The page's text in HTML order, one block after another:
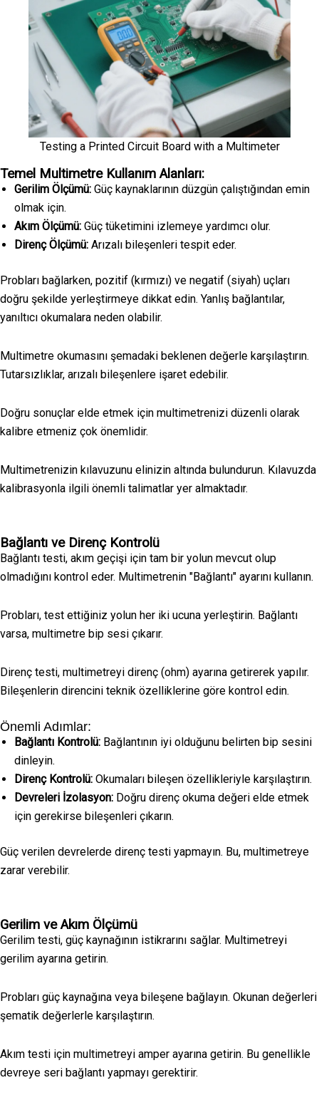
Testing a Printed Circuit Board with a Multimeter
Temel Multimetre Kullanım Alanları:
Gerilim Ölçümü: Güç kaynaklarının düzgün çalıştığından emin
olmak için.
Akım Ölçümü: Güç tüketimini izlemeye yardımcı olur.
Direnç Ölçümü: Arızalı bileşenleri tespit eder.
Probları bağlarken, pozitif (kırmızı) ve negatif (siyah) uçları
doğru şekilde yerleştirmeye dikkat edin. Yanlış bağlantılar,
yanıltıcı okumalara neden olabilir.
Multimetre okumasını şemadaki beklenen değerle karşılaştırın.
Tutarsızlıklar, arızalı bileşenlere işaret edebilir.
Doğru sonuçlar elde etmek için multimetrenizi düzenli olarak
kalibre etmeniz çok önemlidir.
Multimetrenizin kılavuzunu elinizin altında bulundurun. Kılavuzda
kalibrasyonla ilgili önemli talimatlar yer almaktadır.
Bağlantı ve Direnç Kontrolü
Bağlantı testi, akım geçişi için tam bir yolun mevcut olup
olmadığını kontrol eder. Multimetrenin "Bağlantı" ayarını kullanın.
Probları, test ettiğiniz yolun her iki ucuna yerleştirin. Bağlantı
varsa, multimetre bip sesi çıkarır.
Direnç testi, multimetreyi direnç (ohm) ayarına getirerek yapılır.
Bileşenlerin direncini teknik özelliklerine göre kontrol edin.
Önemli Adımlar:
Bağlantı Kontrolü: Bağlantının iyi olduğunu belirten bip sesini
dinleyin.
Direnç Kontrolü: Okumaları bileşen özellikleriyle karşılaştırın.
Devreleri İzolasyon: Doğru direnç okuma değeri elde etmek
için gerekirse bileşenleri çıkarın.
Güç verilen devrelerde direnç testi yapmayın. Bu, multimetreye
zarar verebilir.
Gerilim ve Akım Ölçümü
Gerilim testi, güç kaynağının istikrarını sağlar. Multimetreyi
gerilim ayarına getirin.
Probları güç kaynağına veya bileşene bağlayın. Okunan değerleri
şematik değerlerle karşılaştırın.
Akım testi için multimetreyi amper ayarına getirin. Bu genellikle
devreye seri bağlantı yapmayı gerektirir.